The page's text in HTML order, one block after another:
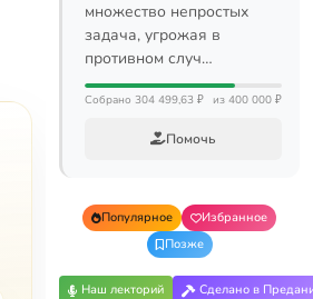
множество непростых
задача, угрожая в
противном случ…
Собрано 304 499,63 ₽ из 400 000 ₽
Помочь
Популярное
Избранное
Позже
Наш лекторий Сделано в